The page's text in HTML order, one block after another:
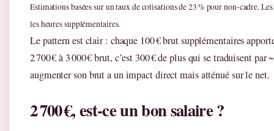
Estimations basées sur un taux de cotisations de 23 % pour non‑cadre.
les heures supplémentaires.
Le pattern est clair : chaque 100 € brut supplémentaires
2 700 € à 3 000 € brut, c’est 300 € de plus qui se traduisent
augmenter son brut a un impact direct mais atténué sur le net.
2 700 €, est‑ce un bon salaire ?